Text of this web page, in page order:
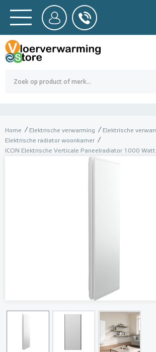
BTW
0,00
Home Elektrische verwarming
Elektrische
Elektrische radiator woonkamer
ICON Elektrische Verticale Paneelradiator 1000